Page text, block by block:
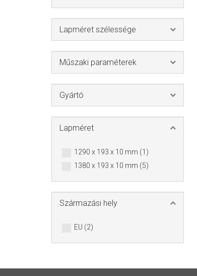
Lapméret szélessége
Műszaki paraméterek
Gyártó
Lapméret
1290 x 193 x 10 mm (1)
1380 x 193 x 10 mm (5)
Származási hely
EU (2)